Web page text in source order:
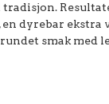
en dyrebar ekstra
smak med